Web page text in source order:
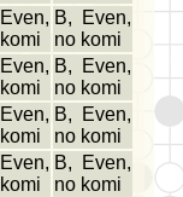
B, Even,
no komi
B, Even,
no komi
B, Even,
no komi
B, Even,
no komi